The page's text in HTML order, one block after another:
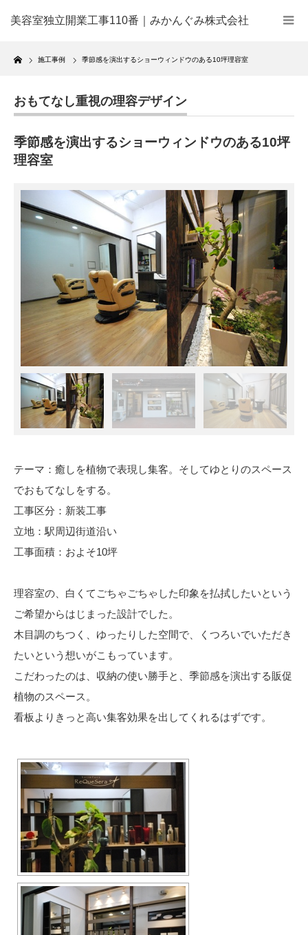
美容室独立開業工事110番｜みかんぐみ株式会社
Home
施工事例 季節感を演出するショーウィンドウのある10坪理容室
おもてなし重視の理容デザイン
季節感を演出するショーウィンドウのある10坪
理容室
テーマ：癒しを植物で表現し集客。そしてゆとりのスペース
でおもてなしをする。
工事区分：新装工事
立地：駅周辺街道沿い
工事面積：およそ10坪
理容室の、白くてごちゃごちゃした印象を払拭したいという
ご希望からはじまった設計でした。
木目調のちつく、ゆったりした空間で、くつろいでいただき
たいという想いがこもっています。
こだわったのは、収納の使い勝手と、季節感を演出する販促
植物のスペース。
看板よりきっと高い集客効果を出してくれるはずです。